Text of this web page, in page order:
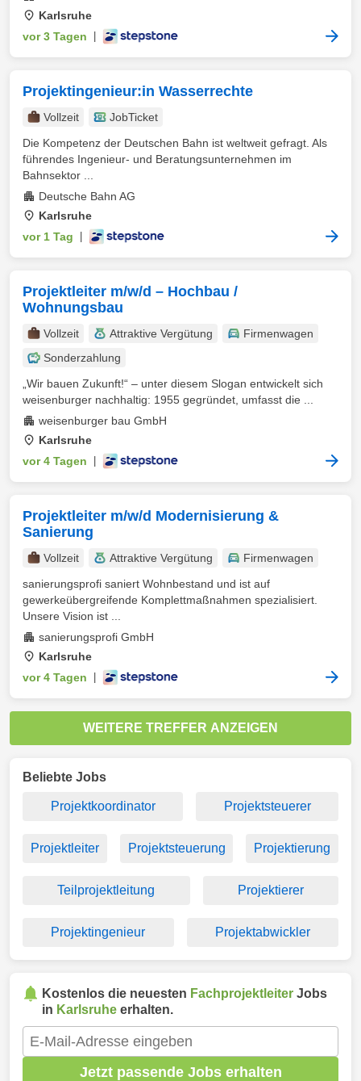
Karlsruhe
vor 3 Tagen
Projektingenieur:in Wasserrechte
Vollzeit
JobTicket
Die Kompetenz der Deutschen Bahn ist weltweit gefragt. Als
führendes Ingenieur- und Beratungsunternehmen im
Bahnsektor ...
Deutsche Bahn AG
Karlsruhe
vor 1 Tag
Projektleiter m/w/d – Hochbau /
Wohnungsbau
Vollzeit Attraktive Vergütung
Firmenwagen
Sonderzahlung
„Wir bauen Zukunft!“ – unter diesem Slogan entwickelt sich
weisenburger nachhaltig: 1955 gegründet, umfasst die ...
weisenburger bau GmbH
Karlsruhe
vor 4 Tagen
Projektleiter m/w/d Modernisierung &
Sanierung
Vollzeit Attraktive Vergütung
Firmenwagen
sanierungsprofi saniert Wohnbestand und ist auf
gewerkeübergreifende Komplettmaßnahmen spezialisiert.
Unsere Vision ist ...
sanierungsprofi GmbH
Karlsruhe
vor 4 Tagen
WEITERE TREFFER ANZEIGEN
Beliebte Jobs
Projektkoordinator Projektsteuerer
Projektleiter Projektsteuerung Projektierung
Teilprojektleitung Projektierer
Projektingenieur Projektabwickler
Kostenlos die neuesten Fachprojektleiter Jobs
in Karlsruhe erhalten.
Jetzt passende Jobs erhalten